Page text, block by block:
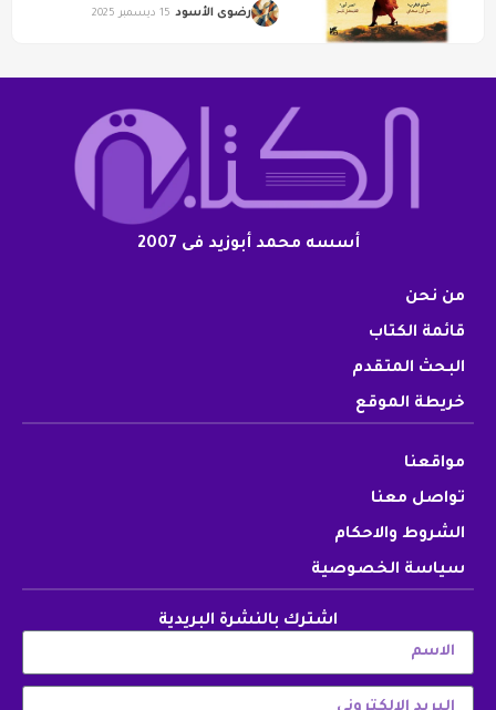
رضوى الأسود 15 ديسمبر 2025
أسسه محمد أبوزيد فى 2007
من نحن
قائمة الكتاب
البحث المتقدم
خريطة الموقع
مواقعنا
تواصل معنا
الشروط والاحكام
سياسة الخصوصية
اشترك بالنشرة البريدية